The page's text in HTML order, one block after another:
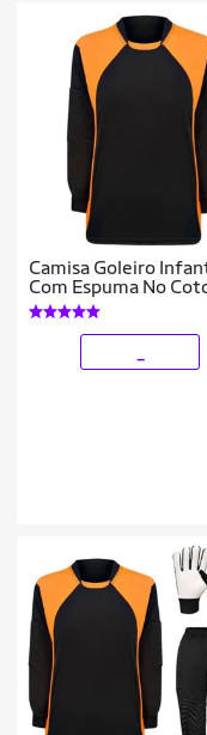
Camisa Goleiro
Com Espuma No
Acolchoada